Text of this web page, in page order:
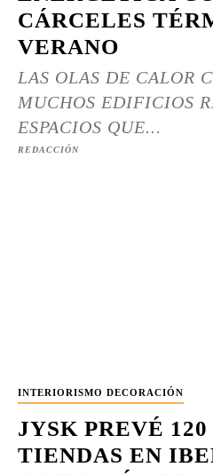
CÁRCELES
VERANO
LAS OLAS DE CALOR
MUCHOS EDIFICIOS
ESPACIOS QUE...
REDACCIÓN
INTERIORISMO DECORACIÓN
JYSK PREVÉ 120
TIENDAS EN